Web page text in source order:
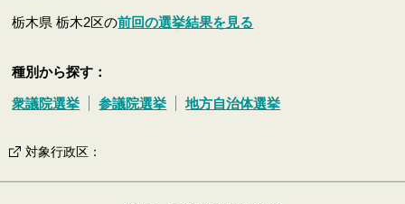
栃木県 栃木2区の前回の選挙結果を見る
種別から探す：
衆議院選挙 参議院選挙 地方自治体選挙
対象行政区 ：